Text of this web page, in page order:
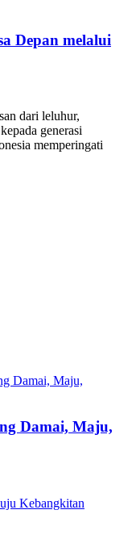
Depan melalui
dari leluhur,
generasi
memperingati
Damai, Maju,